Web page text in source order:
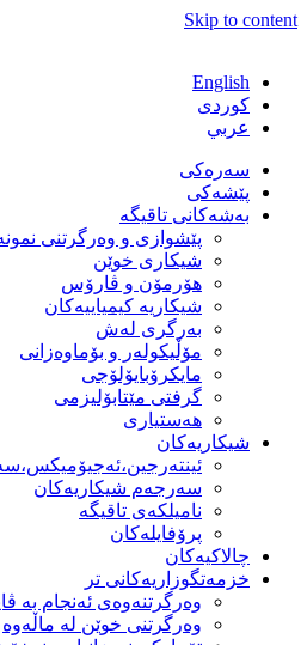
Skip to content
English
كوردی
عربي
سەرەکی
پێشەکی
بەشەكانی تاقیگە
پێشوازی و وەرگرتنی
شیكاری خوێن
هۆرمۆن و ڤارۆس
شیكاریە كیمیاییەكان
بەرگری لەش
مۆڵیكولەر و بۆماوەزانی
مایكرۆبایۆلۆجی
گرفتی مێتابۆلیزمی
هەستیاری
شیكاریەكان
سەرجەم شیكاریەكان
نامیلكەی تاقیگە
پرۆفایلەكان
چالاکیەکان
خزمەتگوزاریەكانی تر
وه‌رگرتنه‌وه‌ی ئه‌نجام به‌
وەرگرتنی خوێن لە ماڵەوە